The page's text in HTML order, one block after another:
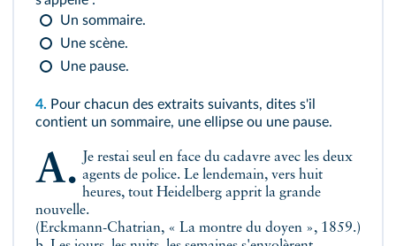
Un sommaire.
Une scène.
Une pause.
4. Pour chacun des extraits suivants, dites s'il
contient un sommaire, une ellipse ou une pause.
a. Je restai seul en face du cadavre avec les deux agents de police. Le lendemain, vers huit
heures, tout Heidelberg apprit la grande
nouvelle.
(Erckmann-Chatrian, « La montre du doyen », 1859.)